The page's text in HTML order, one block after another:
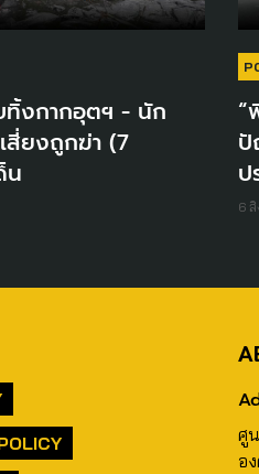
งกากอุตฯ - นัก
ยงถูกฆ่า (7
น
“
ปั
ป
6
ศู
อ